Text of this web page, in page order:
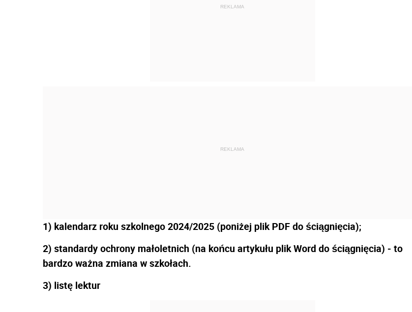
REKLAMA
REKLAMA
1) kalendarz roku szkolnego 2024/2025 (poniżej plik PDF do ściągnięcia);
2) standardy ochrony małoletnich (na końcu artykułu plik Word do ściągnięcia) - to
bardzo ważna zmiana w szkołach.
3) listę lektur